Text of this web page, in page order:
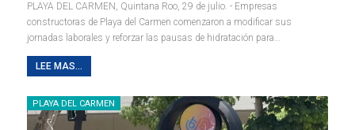
PLAYA DEL CARMEN, Quintana Roo, 29 de julio. - Empresas
constructoras de Playa del Carmen comenzaron a modificar sus
jornadas laborales y reforzar las pausas de hidratación para…
LEE MAS...
PLAYA DEL CARMEN